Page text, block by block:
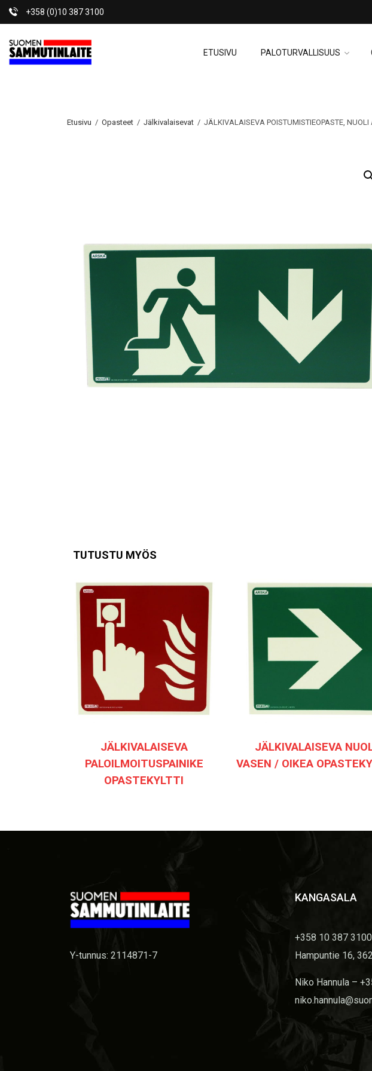
+358 (0)10 387 3100
ETUSIVU PALOTURVALLISUUS
Etusivu / Opasteet / Jälkivalaisevat / JÄLKIVALAISEVA POISTUMISTIEOPASTE, NUOLI
TUTUSTU MYÖS
JÄLKIVALAISEVA
PALOILMOITUSPAINIKE
OPASTEKYLTTI
JÄLKIVALAISEVA
VASEN / OIKEA
Y-tunnus: 2114871-7
KANGASALA
+358 10 387 3100
Hampuntie 16,
Niko Hannula –